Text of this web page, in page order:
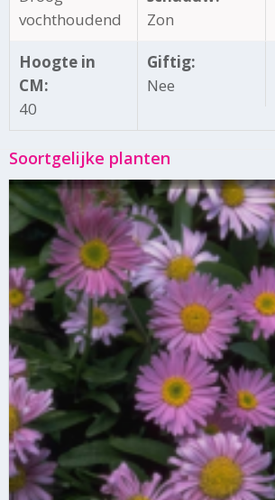
vochthoudend
Zon
Hoogte in
CM:
40
Giftig:
Nee
Soortgelijke planten